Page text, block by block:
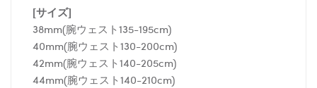
[サイズ]
38mm(腕ウェスト135-195cm)
40mm(腕ウェスト130-200cm)
42mm(腕ウェスト140-205cm)
44mm(腕ウェスト140-210cm)